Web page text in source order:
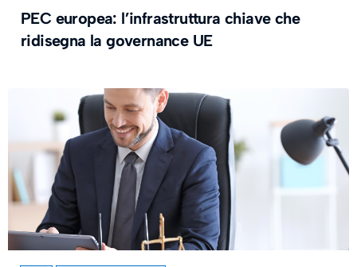
PEC europea: l’infrastruttura chiave che
ridisegna la governance UE